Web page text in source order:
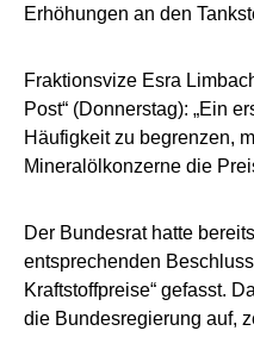
Erhöhungen an den
Fraktionsvize Esra
Post“ (Donnerstag): „Ein
Häufigkeit zu begrenzen,
Mineralölkonzerne die
Der Bundesrat hatte
entsprechenden
Kraftstoffpreise“ gefasst.
die Bundesregierung auf,